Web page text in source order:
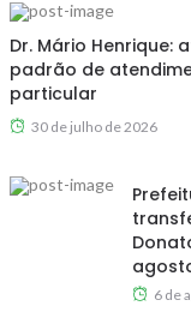
Dr. Mário Henrique:
padrão de
particular
30 de julho de 2026
6 de